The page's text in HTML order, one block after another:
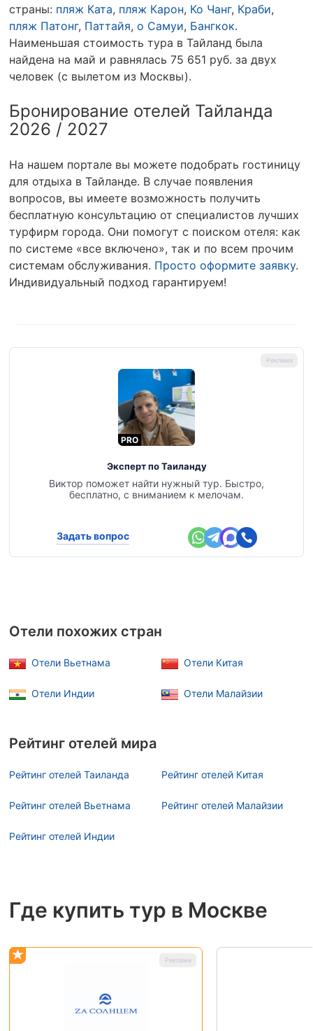
страны: пляж Ката, пляж Карон, Ко Чанг, Краби,
пляж Патонг, Паттайя, о Самуи, Бангкок.
Наименьшая стоимость тура в Тайланд была
найдена на май и равнялась 75 651 руб. за двух
человек (с вылетом из Москвы).
Бронирование отелей Тайланда
2026 / 2027
На нашем портале вы можете подобрать гостиницу
для отдыха в Тайланде. В случае появления
вопросов, вы имеете возможность получить
бесплатную консультацию от специалистов лучших
турфирм города. Они помогут с поиском отеля: как
по системе «все включено», так и по всем прочим
системам обслуживания. Просто оформите заявку.
Индивидуальный подход гарантируем!
PRO
Эксперт по Таиланду
Виктор поможет найти нужный тур. Быстро,
бесплатно, с вниманием к мелочам.
Задать вопрос
Отели похожих стран
Отели Вьетнама
Отели Индии
Отели Китая
Отели Малайзии
Рейтинг отелей мира
Рейтинг отелей Таиланда
Рейтинг отелей Вьетнама
Рейтинг отелей Индии
Рейтинг отелей Китая
Рейтинг отелей Малайзии
Где купить тур в Москве